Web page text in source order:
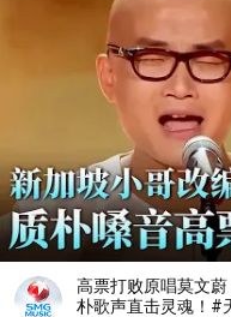
高票打败原唱莫文
朴歌声直击灵魂！#